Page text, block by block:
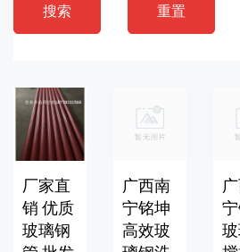
搜索 重置
厂家直
销 优质
玻璃钢
广西南
宁铭坤
高效玻